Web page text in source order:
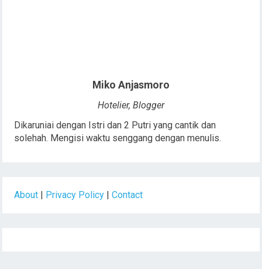
Miko Anjasmoro
Hotelier, Blogger
Dikaruniai dengan Istri dan 2 Putri yang cantik dan
solehah. Mengisi waktu senggang dengan menulis.
About | Privacy Policy |Contact